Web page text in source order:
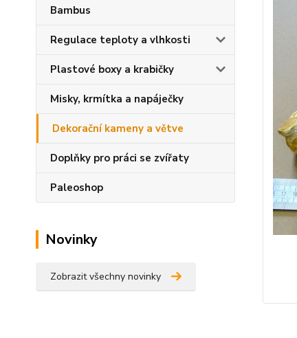
Bambus
Regulace teploty a vlhkosti
Plastové boxy a krabičky
Misky, krmítka a napáječky
Dekorační kameny a větve
Doplňky pro práci se zvířaty
Paleoshop
Novinky
Zobrazit všechny novinky